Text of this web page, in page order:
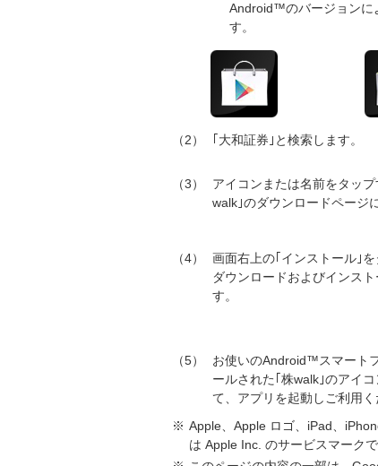
Android™のバージョンに
す。
2 ｢大和証券｣と検索します。
3
アイコンまたは名前をタッ
walk｣のダウンロードページ
4
画面右上の｢インストール｣を
ダウンロードおよびインス
す。
5
お使いのAndroid™スマート
ールされた｢株walk｣のアイ
て、アプリを起動しご利用く
※ Apple、Apple ロゴ、iPad、
は Apple Inc. のサービスマークで